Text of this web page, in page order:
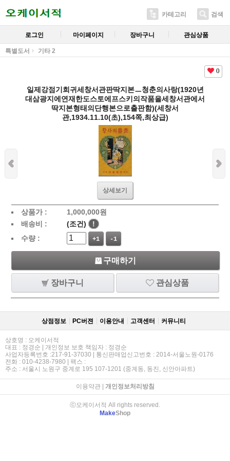
카테고리 검색
로그인 마이페이지 장바구니 관심상품
특별도서 기타 2
0
일제강점기희귀세창서관판딱지본ㅡ청춘의사랑(1920년
대삼광지에연재한도스토에프스키의작품을세창서관에서
딱지본형태의단행본으로출판함)(세창서
관,1934.11.10(초),154쪽,최상급)
상세보기
상품가 : 1,000,000원
배송비 :
(조건)
!
수량 :
+1 -1
구매하기
장바구니 관심상품
상점정보 PC버젼 이용안내 고객센터 커뮤니티
상호명 : 오케이서적
대표 : 정경순 | 개인정보 보호 책임자 : 정경순
사업자등록번호 :217-91-37030 | 통신판매업신고번호 : 2014-서울노원-0176
전화 : 010-4238-7980 | 팩스 :
주소 : 서울시 노원구 중계로 195 107-1201 (중계동, 동진, 신안아파트)
이용약관| 개인정보처리방침
ⓒ오케이서적 All rights reserved.
MakeShop